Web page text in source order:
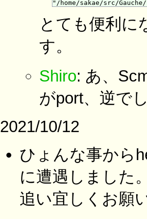
とても便利に
す。
Shiro: あ、
がport、逆で
2021/10/12
ひょんな事から
に遭遇しました
追い宜しくお願